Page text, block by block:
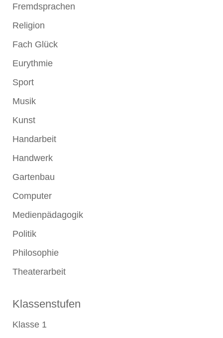
Fremdsprachen
Religion
Fach Glück
Eurythmie
Sport
Musik
Kunst
Handarbeit
Handwerk
Gartenbau
Computer
Medienpädagogik
Politik
Philosophie
Theaterarbeit
Klassenstufen
Klasse 1